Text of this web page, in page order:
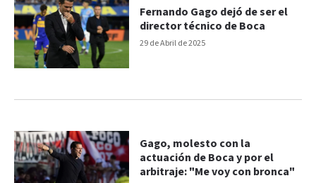
29 de Abril de 2025
Fernando Gago dejó de ser el
director técnico de Boca
Gago, molesto con la
actuación de Boca y por el
arbitraje: "Me voy con bronca"